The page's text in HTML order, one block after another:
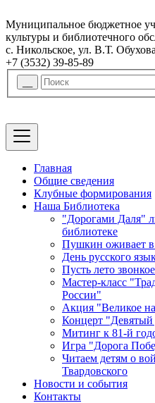
Муниципальное бюджетное
культуры и библиотечного
с. Никольское, ул. В.Т.
+7 (3532) 39-85-89
Главная
Общие сведения
Клубные формирования
Наша Библиотека
"Дорогами Даля"
библиотеке
Пушкин оживает в
День русского
Пусть лето
Мастер-класс
России"
Акция "Великое
Концерт "Девятый
Митинг к 81-й
Игра "Дорога
Читаем детям о
Твардовского
Новости и события
Контакты